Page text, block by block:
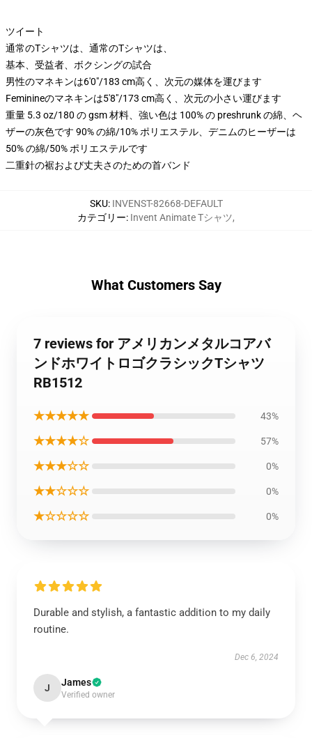
ツイート
通常のTシャツは、通常のTシャツは、
基本、受益者、ボクシングの試合
男性のマネキンは6'0"/183 cm高く、次元の媒体を運びます
Feminineのマネキンは5'8"/173 cm高く、次元の小さい運びます
重量 5.3 oz/180 の gsm 材料、強い色は 100% の preshrunk の綿、ヘ
ザーの灰色です 90% の綿/10% ポリエステル、デニムのヒーザーは
50% の綿/50% ポリエステルです
二重針の裾および丈夫さのための首バンド
SKU: INVENST-82668-DEFAULT
カテゴリー: Invent Animate Tシャツ,
What Customers Say
7 reviews for アメリカンメタルコアバ
ンドホワイトロゴクラシックTシャツ
RB1512
★★★★★ 43%
★★★★☆ 57%
★★★☆☆ 0%
★★☆☆☆ 0%
★☆☆☆☆ 0%
Durable and stylish, a fantastic addition to my daily
routine.
Dec 6, 2024
J James
Verified owner